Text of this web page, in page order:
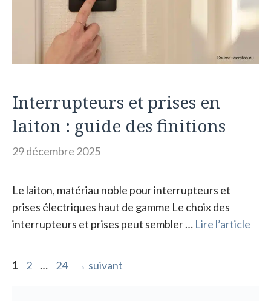
Interrupteurs et prises en
laiton : guide des finitions
29 décembre 2025
Le laiton, matériau noble pour interrupteurs et
prises électriques haut de gamme Le choix des
interrupteurs et prises peut sembler … Lire l’article
Page
1 Page
2 … Page
24 → suivant